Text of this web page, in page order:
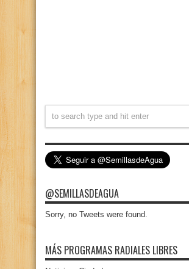
@SEMILLASDEAGUA
Sorry, no Tweets were found.
MÁS PROGRAMAS RADIALES LIBRES